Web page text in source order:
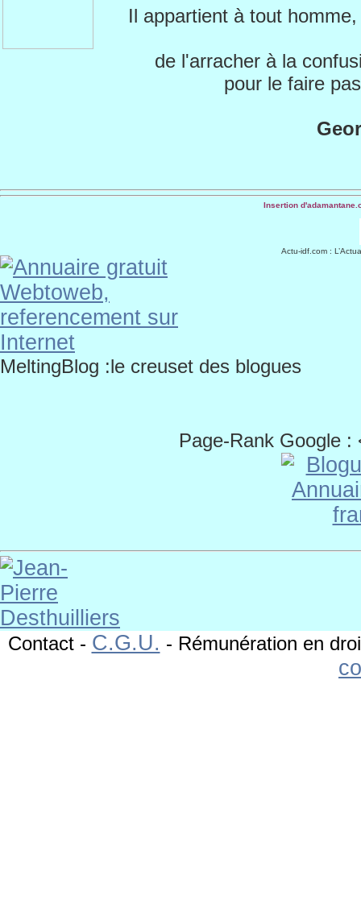
Il appartient à tout
de l'arracher à la
pour le faire
Insertion
Actu-idf.com :
MeltingBlog :le creuset des blogues
Page-Rank Google
Contact- C.G.U. - Rémunération en